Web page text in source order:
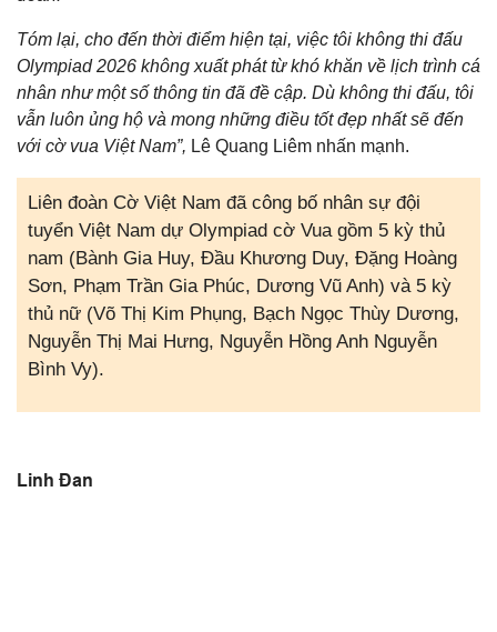
Tóm lại, cho đến thời điểm hiện tại, việc tôi không thi đấu
Olympiad 2026 không xuất phát từ khó khăn về lịch trình cá
nhân như một số thông tin đã đề cập. Dù không thi đấu, tôi
vẫn luôn ủng hộ và mong những điều tốt đẹp nhất sẽ đến
với cờ vua Việt Nam”, Lê Quang Liêm nhấn mạnh.
Liên đoàn Cờ Việt Nam đã công bố nhân sự đội
tuyển Việt Nam dự Olympiad cờ Vua gồm 5 kỳ thủ
nam (Bành Gia Huy, Đầu Khương Duy, Đặng Hoàng
Sơn, Phạm Trần Gia Phúc, Dương Vũ Anh) và 5 kỳ
thủ nữ (Võ Thị Kim Phụng, Bạch Ngọc Thùy Dương,
Nguyễn Thị Mai Hưng, Nguyễn Hồng Anh Nguyễn
Bình Vy).
Linh Đan